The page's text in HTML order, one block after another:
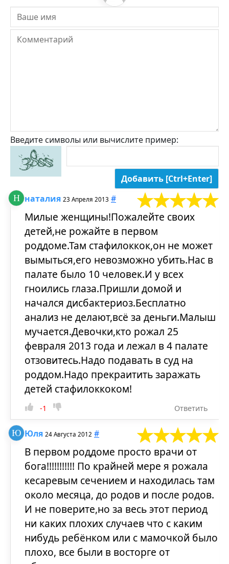
Введите символы или вычислите пример:
наталия 23 Апреля 2013 #
Милые женщины!Пожалейте своих
детей,не рожайте в первом
роддоме.Там стафилоккок,он не может
вымыться,его невозможно убить.Нас в
палате было 10 человек.И у всех
гноились глаза.Пришли домой и
начался дисбактериоз.Бесплатно
анализ не делают,всё за деньги.Малыш
мучается.Девочки,кто рожал 25
февраля 2013 года и лежал в 4 палате
отзовитесь.Надо подавать в суд на
роддом.Надо прекраитить заражать
детей стафилоккоком!
-1 Ответить
Юля 24 Августа 2012 #
В первом роддоме просто врачи от
бога!!!!!!!!!!! По крайней мере я рожала
кесаревым сечением и находилась там
около месяца, до родов и после родов.
И не поверите,но за весь этот период
ни каких плохих случаев что с каким
нибудь ребёнком или с мамочкой было
плохо, все были в восторге от